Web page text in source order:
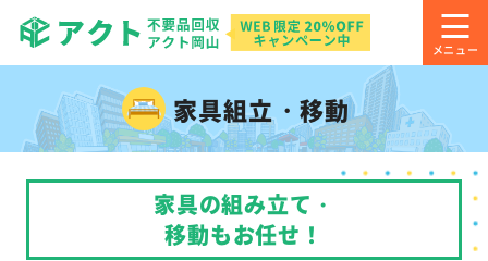
家具組立・移動
家具の組み立て・
移動もお任せ！